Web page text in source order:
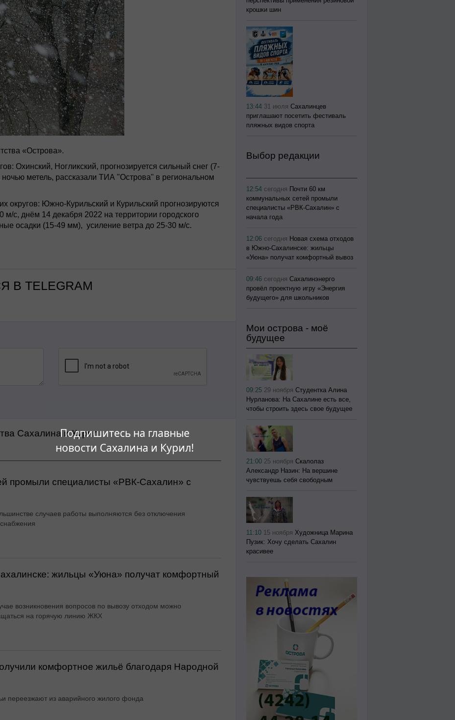
Подпишитесь на главные
новости Сахалина и Курил!
«Острова».
Охинский, Ногликский, прогнозируется сильный снег (7-
метель, рассказали ТИА "Острова" в региональном
округов: Южно-Курильский и Курильский прогнозируются
с, днём 14 декабря 2022 на территории городского
осадки (15-49 мм), усиление ветра до 25-30 м/c.
В TELEGRAM
Сахалина и Курил
промыли специалисты «РВК‑Сахалин» с
случаев работы выполняются без отключения
жильцы «Уюна» получат комфортный
возникновения вопросов по вывозу отходом можно
на горячую линию ЖКХ
комфортное жильё благодаря Народной
переезжают из аварийного жилого фонда
крошки шин
13:44 31 июля Сахалинцев
приглашают посетить фестиваль
пляжных видов спорта
Выбор редакции
12:54 сегодня Почти 60 км
коммунальных сетей промыли
специалисты «РВК‑Сахалин» с
начала года
12:06 сегодня Новая схема отходов
в Южно-Сахалинске: жильцы
«Уюна» получат комфортный вывоз
09:46 сегодня Сахалинэнерго
провёл проектную игру «Энергия
будущего» для школьников
Мои острова - моё
будущее
09:25 29 ноября Студентка Алина
Нурланова: На Сахалине есть все,
чтобы строить здесь свое будущее
21:00 25 ноября Скалолаз
Александр Назин: На вершине
чувствуешь себя свободным
11:10 15 ноября Художница Марина
Пузик: Хочу сделать Сахалин
красивее